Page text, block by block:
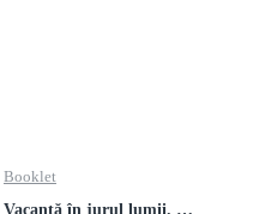
Booklet
Vacanță în jurul lumii. Matematică clasa a VI-a – EDIȚIA 2026